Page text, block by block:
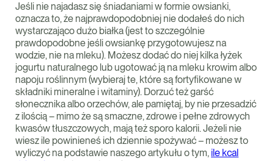
Jeśli nie najadasz się śniadaniami w formie owsianki,
oznacza to, że najprawdopodobniej nie dodałeś do nich
wystarczająco dużo białka (jest to szczególnie
prawdopodobne jeśli owsiankę przygotowujesz na
wodzie, nie na mleku). Możesz dodać do niej kilka łyżek
jogurtu naturalnego lub ugotować ją na mleku krowim albo
napoju roślinnym (wybieraj te, które są fortyfikowane w
składniki mineralne i witaminy). Dorzuć też garść
słonecznika albo orzechów, ale pamiętaj, by nie przesadzić
z ilością – mimo że są smaczne, zdrowe i pełne zdrowych
kwasów tłuszczowych, mają też sporo kalorii. Jeżeli nie
wiesz ile powinieneś ich dziennie spożywać – możesz to
wyliczyć na podstawie naszego artykułu o tym,ile kcal